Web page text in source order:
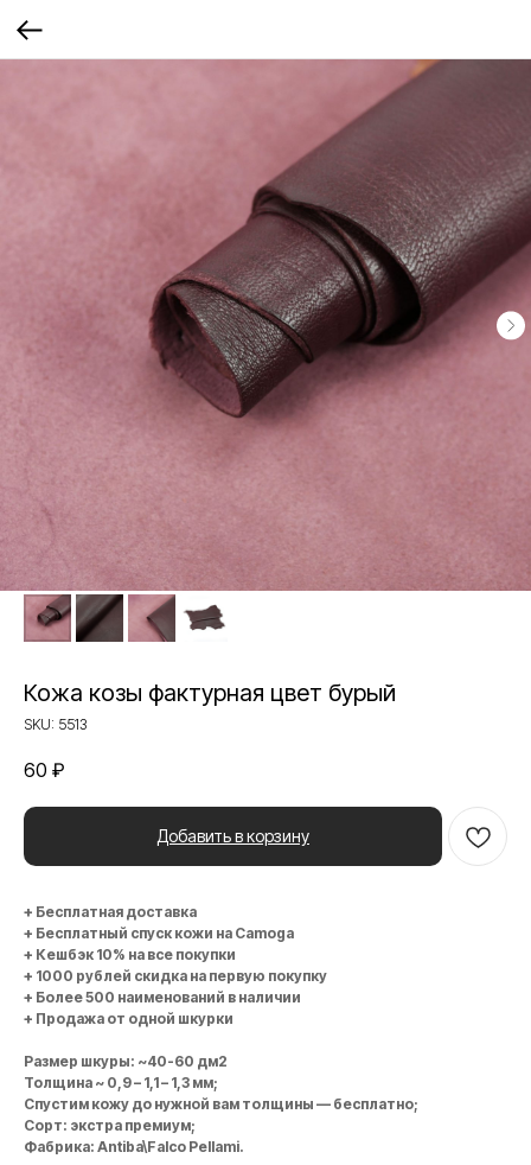
Кожа козы фактурная цвет бурый
SKU: 5513
60 ₽
Добавить в корзину
+ Бесплатная доставка
+ Бесплатный спуск кожи на Camoga
+ Кешбэк 10% на все покупки
+ 1000 рублей скидка на первую покупку
+ Более 500 наименований в наличии
+ Продажа от одной шкурки
Размер шкуры: ~40-60 дм2
Толщина ~ 0,9 – 1,1 – 1,3 мм;
Спустим кожу до нужной вам толщины — бесплатно;
Сорт: экстра премиум;
Фабрика: Antiba\Falco Pellami.